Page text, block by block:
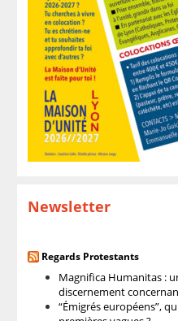
Newsletter
Regards Protestants
Magnifica Humanitas :
discernement
“Émigrés européens”,